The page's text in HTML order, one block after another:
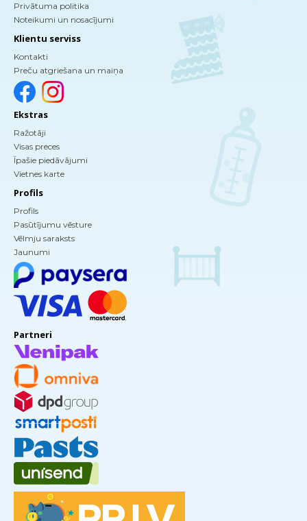
Privātuma politika
Noteikumi un nosacījumi
Klientu serviss
Kontakti
Preču atgriešana un maiņa
Ekstras
Ražotāji
Visas preces
Īpašie piedāvājumi
Vietnes karte
Profils
Profils
Pasūtījumu vēsture
Vēlmju saraksts
Jaunumi
Partneri